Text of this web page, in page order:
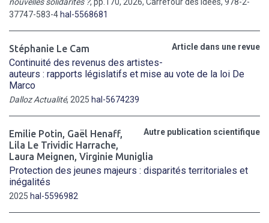
37747-583-4 hal-5568681
Article dans une revue
Stéphanie Le Cam
Continuité des revenus des artistes-
auteurs : rapports législatifs et mise au vote de la loi De
Marco
Dalloz Actualité, 2025 hal-5674239
Autre publication scientifique
Emilie Potin, Gaël Henaff,
Lila Le Trividic Harrache,
Laura Meignen, Virginie Muniglia
Protection des jeunes majeurs : disparités territoriales et
inégalités
2025 hal-5596982